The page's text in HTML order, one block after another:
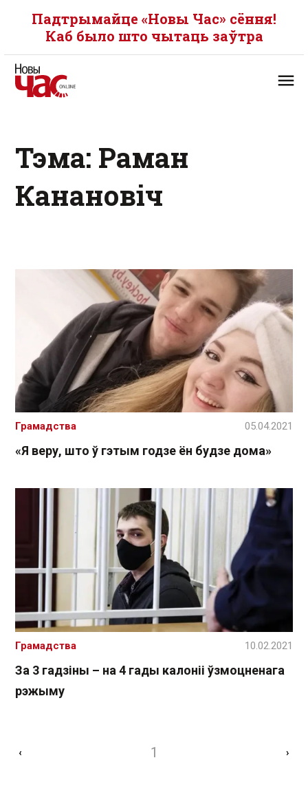
Падтрымайце «Новы Час» сёння!
Каб было што чытаць заўтра
Тэма: Раман
Канановіч
«Я веру, што ў гэтым годзе ён будзе дома»
Грамадства 05.04.2021
За 3 гадзіны – на 4 гады калоніі ўзмоцненага
рэжыму
Грамадства 10.02.2021
‹ 1 ›